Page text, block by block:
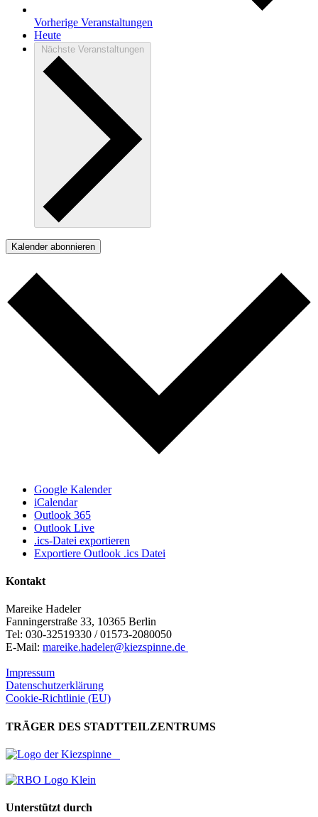
Vorherige Veranstaltungen
Heute
Nächste Veranstaltungen
Kalender abonnieren
Google Kalender
iCalendar
Outlook 365
Outlook Live
.ics-Datei exportieren
Exportiere Outlook .ics Datei
Kontakt
Mareike Hadeler
Fanningerstraße 33, 10365 Berlin
Tel: 030-32519330 / 01573-2080050
E-Mail: mareike.hadeler@kiezspinne.de
Impressum
Datenschutzerklärung
Cookie-Richtlinie (EU)
TRÄGER DES STADTTEILZENTRUMS
Unterstützt durch